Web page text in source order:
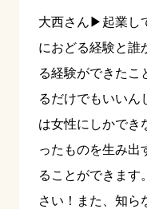
大西さん▶︎起業し
におどる経験と誰
る経験ができたこ
るだけでもいいん
は女性にしかでき
ったものを生み出
ることができます
さい！また、知ら